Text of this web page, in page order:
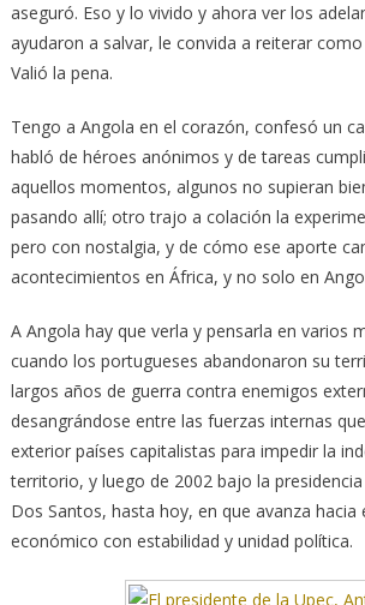
aseguró. Eso y lo vivido y ahora ver los
ayudaron a salvar, le convida a reiterar
Valió la pena.
Tengo a Angola en el corazón, confesó un
habló de héroes anónimos y de tareas
aquellos momentos, algunos no supieran
pasando allí; otro trajo a colación la
pero con nostalgia, y de cómo ese aporte
acontecimientos en África, y no solo en
A Angola hay que verla y pensarla en varios
cuando los portugueses abandonaron su
largos años de guerra contra enemigos
desangrándose entre las fuerzas internas
exterior países capitalistas para impedir la
territorio, y luego de 2002 bajo la presidencia
Dos Santos, hasta hoy, en que avanza
económico con estabilidad y unidad política.